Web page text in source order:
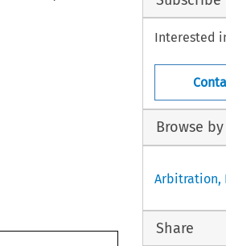
Interested
Browse
Arbitration,
Share